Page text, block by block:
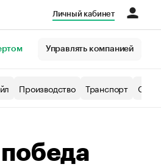
Личный кабинет
Управлять компанией
Производство Транспорт